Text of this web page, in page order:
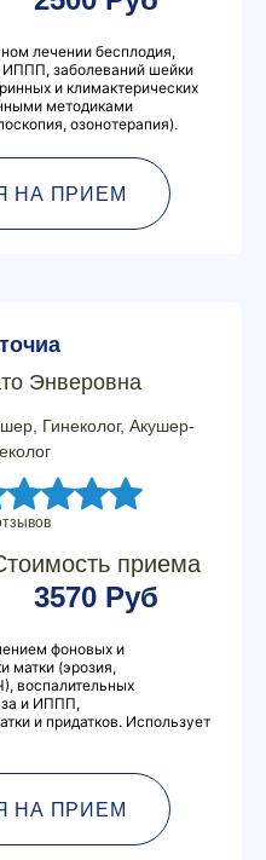
лечении бесплодия,
заболеваний шейки
и климактерических
методиками
озонотерапия).
НА ПРИЕМ
Энверовна
Гинеколог, Акушер-
приема
3570 Руб
фоновых и
матки (эрозия,
воспалительных
и ИППП,
и придатков. Использует
НА ПРИЕМ